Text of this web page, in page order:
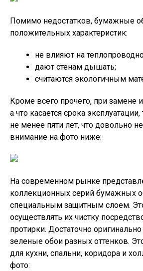
Помимо недостатков, бумажные
положительных характеристик:
не влияют на
дают стенам дышать;
считаются экологичным
Кроме всего прочего, при замене
а что касается срока
не менее пяти лет, что довольно
внимание на фото ниже:
На современном рынке
коллекционных серий бумажных
специальным защитным слоем.
осуществлять их чистку
протирки. Достаточно оригинально
зеленые обои разных оттенков.
для кухни, спальни, коридора и
фото: